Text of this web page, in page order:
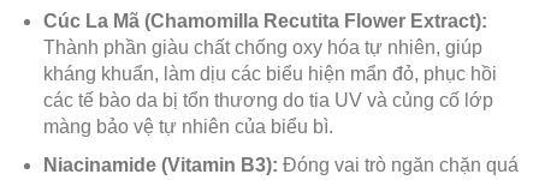
Cúc La Mã (Chamomilla Recutita Flower Extract):
Thành phần giàu chất chống oxy hóa tự nhiên, giúp
kháng khuẩn, làm dịu các biểu hiện mẩn đỏ, phục hồi
các tế bào da bị tổn thương do tia UV và củng cố lớp
màng bảo vệ tự nhiên của biểu bì.
Niacinamide (Vitamin B3): Đóng vai trò ngăn chặn quá